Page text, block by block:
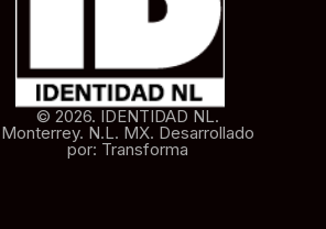
© 2026. IDENTIDAD NL.
Monterrey. N.L. MX. Desarrollado
por: Transforma